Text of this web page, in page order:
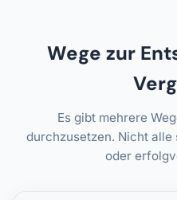
Wege zur
Es gibt mehrere
durchzusetzen. Nicht
oder